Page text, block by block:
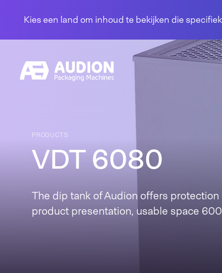
Kies een land om inhoud te bekijken die
PRODUCTS
VDT 6080
The dip tank of Audion offers
product presentation, usable space